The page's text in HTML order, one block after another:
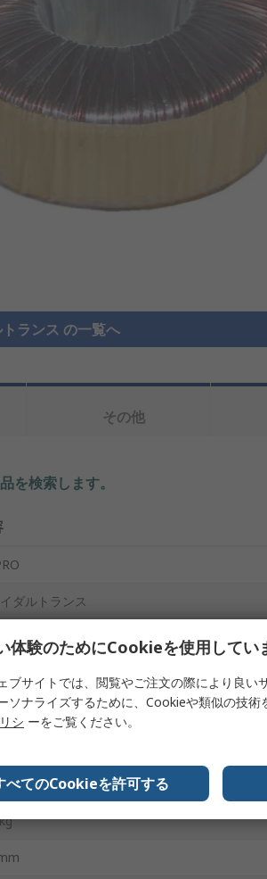
トランス の一覧へ
その他
を検索します。
ダルトランス
ac
V ac
体験のためにCookieを使用してい
ブサイトでは、閲覧やご注文の際により良い
ソナライズするために、Cookieや類似の技術
シ ーをご覧ください。
べてのCookieを許可する